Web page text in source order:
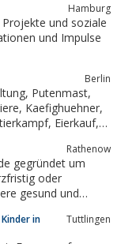
Geschichte und die
Hamburg
und soziale
und Impulse
Berlin
Rathenow
gegründet um
hält. Tiertafel
in
Tuttlingen